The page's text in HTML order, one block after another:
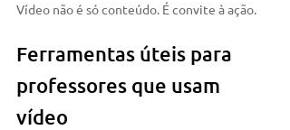
Vídeo não é só conteúdo. É convite à ação.
Ferramentas úteis para
professores que usam
vídeo